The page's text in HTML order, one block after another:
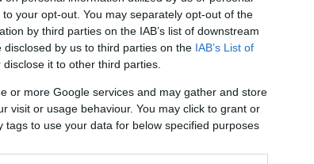
your opt-out. You may separately opt-out of the
by third parties on the IAB’s list of downstream
by us to third parties on the IAB’s List of
it to other third parties.
or more Google services and may gather and store
visit or usage behaviour. You may click to grant or
to use your data for below specified purposes
15.03.2022 | 20:00
λόγω του πολέμου